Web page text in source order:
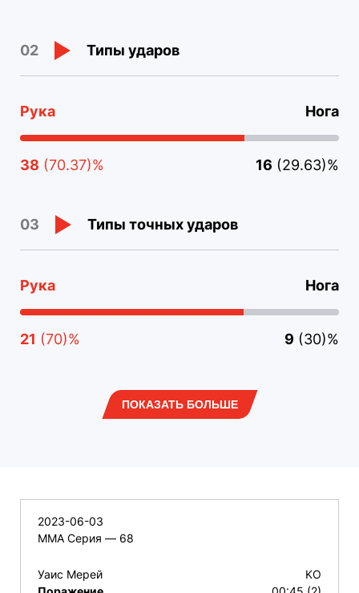
02 Типы ударов
Рука Нога
38 (70.37)% 16 (29.63)%
03 Типы точных ударов
Рука Нога
21 (70)% 9 (30)%
ПОКАЗАТЬ БОЛЬШЕ
2023-06-03
ММА Серия — 68
Уаис Мерей
KO